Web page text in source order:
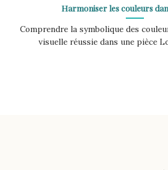
Harmoniser les couleurs
Comprendre la symbolique des
visuelle réussie dans une pièce